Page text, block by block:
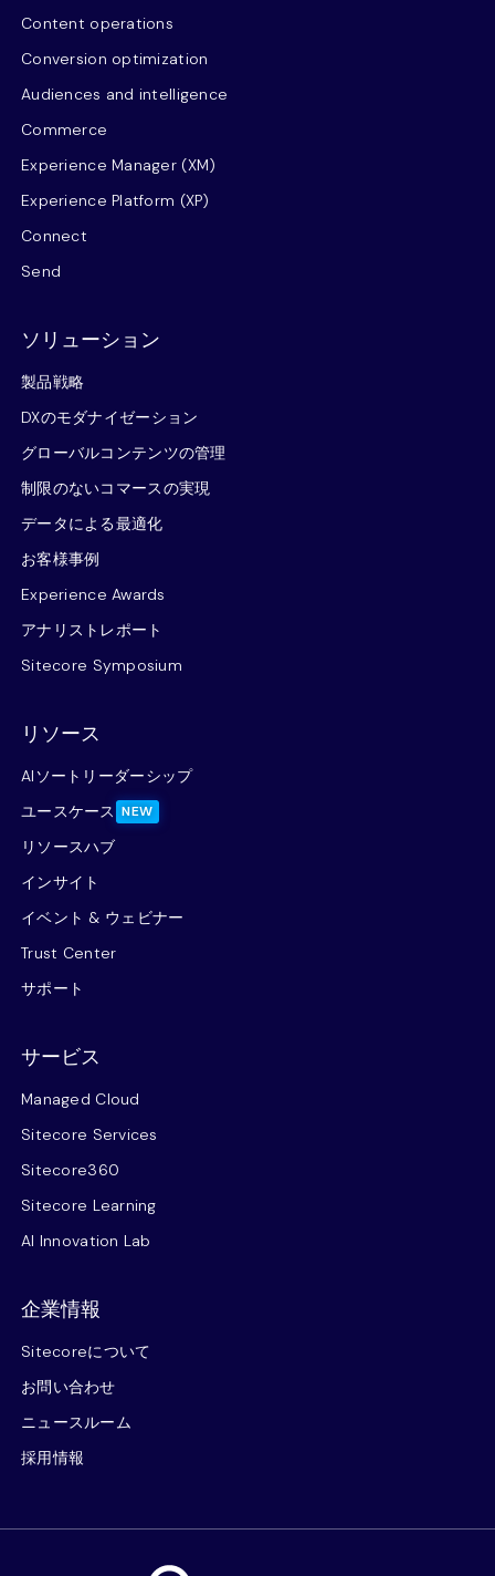
Content operations
Conversion optimization
Audiences and intelligence
Commerce
Experience Manager (XM)
Experience Platform (XP)
Connect
Send
ソリューション
製品戦略
DXのモダナイゼーション
グローバルコンテンツの管理
制限のないコマースの実現
データによる最適化
お客様事例
Experience Awards
アナリストレポート
Sitecore Symposium
リソース
AIソートリーダーシップ
ユースケース NEW
リソースハブ
インサイト
イベント & ウェビナー
Trust Center
サポート
サービス
Managed Cloud
Sitecore Services
Sitecore360
Sitecore Learning
AI Innovation Lab
企業情報
Sitecoreについて
お問い合わせ
ニュースルーム
採用情報